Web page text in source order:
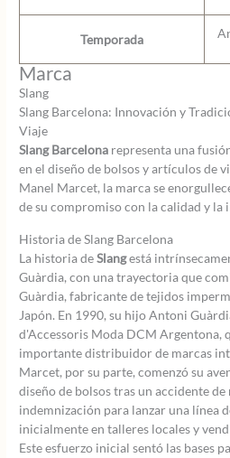
Temporada
Marca
Slang
Slang Barcelona: Innovación y
Viaje
Slang Barcelona representa una
en el diseño de bolsos y artículos de
Manel Marcet, la marca se
de su compromiso con la calidad y la
Historia de Slang Barcelona
La historia deSlangestá
Guàrdia, con una trayectoria que
Guàrdia, fabricante de tejidos
Japón. En 1990, su hijo Antoni
d'Accessoris Moda DCM Argentona,
importante distribuidor de marcas
Marcet, por su parte, comenzó su
diseño de bolsos tras un accidente
indemnización para lanzar una línea
inicialmente en talleres locales y
Este esfuerzo inicial sentó las bases